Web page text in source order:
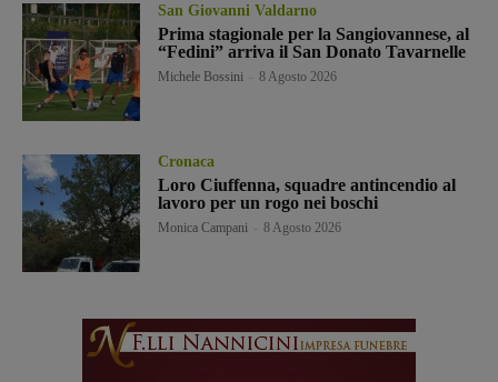
San Giovanni Valdarno
Prima stagionale per la Sangiovannese, al
“Fedini” arriva il San Donato Tavarnelle
Michele Bossini 8 Agosto 2026
Cronaca
Loro Ciuffenna, squadre antincendio al
lavoro per un rogo nei boschi
Monica Campani 8 Agosto 2026